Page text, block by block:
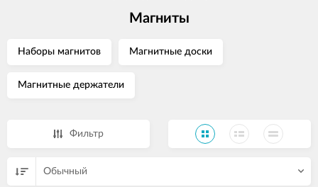
Магниты
Наборы магнитов Магнитные доски
Магнитные держатели
Фильтр
Обычный